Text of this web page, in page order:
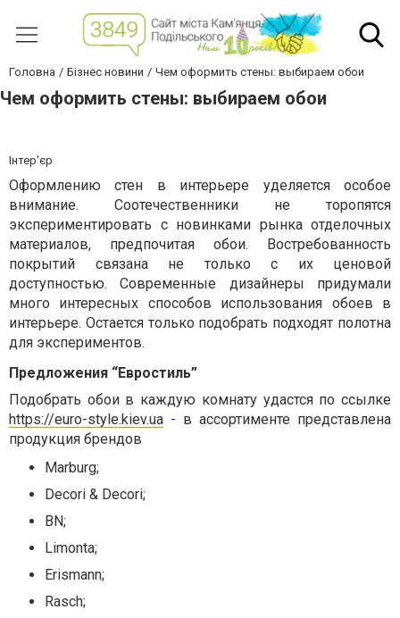
Головна Бізнес новини Чем оформить стены: выбираем обои
Чем оформить стены: выбираем обои
Інтер'єр
Оформлению стен в интерьере уделяется особое
внимание. Соотечественники не торопятся
экспериментировать с новинками рынка отделочных
материалов, предпочитая обои. Востребованность
покрытий связана не только с их ценовой
доступностью. Современные дизайнеры придумали
много интересных способов использования обоев в
интерьере. Остается только подобрать подходят полотна
для экспериментов.
Предложения “Евростиль”
Подобрать обои в каждую комнату удастся по ссылке
https://euro-style.kiev.ua - в ассортименте представлена
продукция брендов
Marburg;
Decori & Decori;
BN;
Limonta;
Erismann;
Rasch;